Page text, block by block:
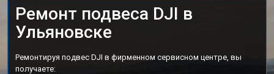
Ремонт подвеса DJI в
Ульяновске
Ремонтируя подвес DJI в фирменном сервисном центре, вы
получаете: